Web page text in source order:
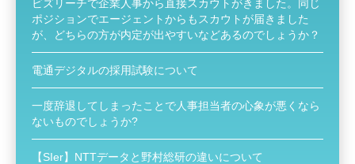
ビズリーチで企業人事から直接スカウトがきました。同じ
ポジションでエージェントからもスカウトが届きました
が、どちらの方が内定が出やすいなどあるのでしょうか？
電通デジタルの採用試験について
一度辞退してしまったことで人事担当者の心象が悪くなら
ないものでしょうか?
【SIer】NTTデータと野村総研の違いについて